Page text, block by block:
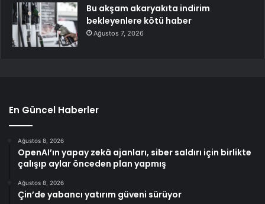
Bu akşam akaryakıta indirim
bekleyenlere kötü haber
Ağustos 7, 2026
En Güncel Haberler
Ağustos 8, 2026
OpenAI’ın yapay zekâ ajanları, siber saldırı için birlikte
çalışıp aylar önceden plan yapmış
Ağustos 8, 2026
Çin’de yabancı yatırım güveni sürüyor